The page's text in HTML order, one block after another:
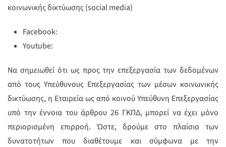
κοινωνικής δικτύωσης (social media)
Facebook:
Youtube:
Να σημειωθεί ότι ως προς την επεξεργασία των δεδομένων
από τους Υπεύθυνους Επεξεργασίας των μέσων κοινωνικής
δικτύωσης, η Εταιρεία ως από κοινού Υπεύθυνη Επεξεργασίας
υπό την έννοια του άρθρου 26 ΓΚΠΔ, μπορεί να έχει μόνο
περιορισμένη επιρροή. Ώστε, δρούμε στο πλαίσιο των
δυνατοτήτων που διαθέτουμε και σύμφωνα με την